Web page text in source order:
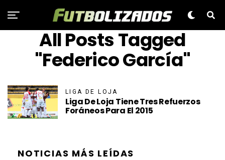
All Posts Tagged
"Federico García"
LIGA DE LOJA
Liga De Loja Tiene Tres Refuerzos
Foráneos Para El 2015
NOTICIAS MÁS LEÍDAS